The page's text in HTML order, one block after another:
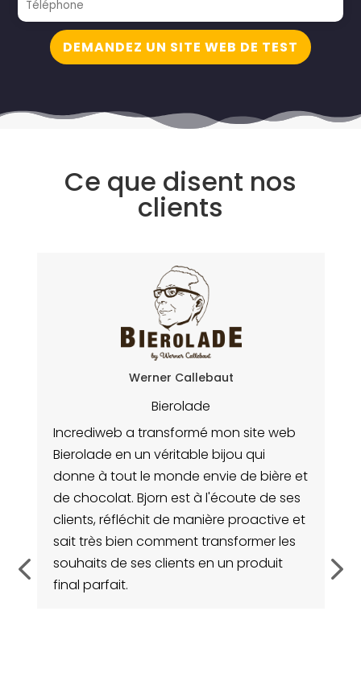
DEMANDEZ UN SITE WEB DE TEST
Ce que disent nos
clients
Werner Callebaut
Bierolade
Incrediweb a transformé mon site web
Bierolade en un véritable bijou qui
donne à tout le monde envie de bière et
de chocolat. Bjorn est à l'écoute de ses
clients, réfléchit de manière proactive et
sait très bien comment transformer les
souhaits de ses clients en un produit
final parfait.